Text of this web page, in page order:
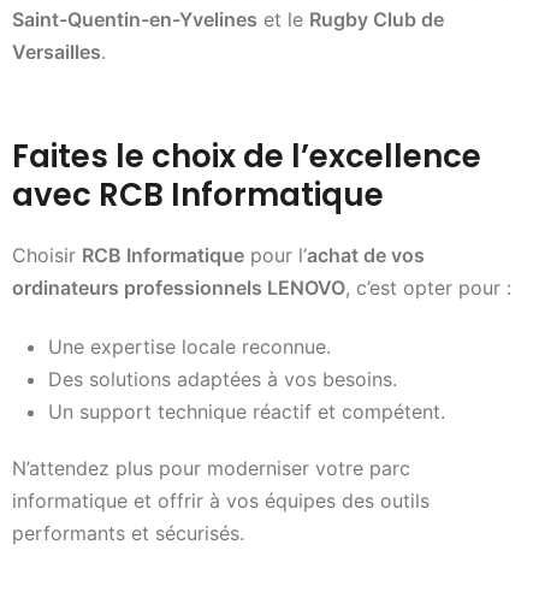
Saint-Quentin-en-Yvelines et le Rugby Club de
Versailles.
Faites le choix de l’excellence
avec RCB Informatique
Choisir RCB Informatique pour l’achat de vos
ordinateurs professionnels LENOVO, c’est opter pour :
Une expertise locale reconnue.
Des solutions adaptées à vos besoins.
Un support technique réactif et compétent.
N’attendez plus pour moderniser votre parc
informatique et offrir à vos équipes des outils
performants et sécurisés.